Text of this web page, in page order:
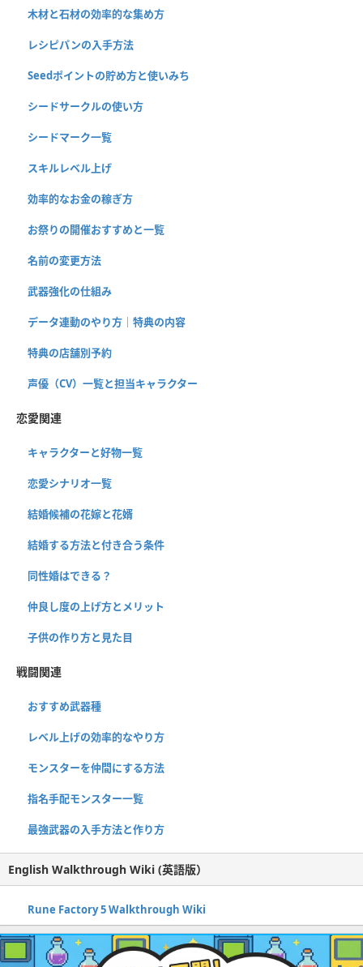
木材と石材の効率的な集め方
レシピパンの入手方法
Seedポイントの貯め方と使いみち
シードサークルの使い方
シードマーク一覧
スキルレベル上げ
効率的なお金の稼ぎ方
お祭りの開催おすすめと一覧
名前の変更方法
武器強化の仕組み
データ連動のやり方｜特典の内容
特典の店舗別予約
声優（CV）一覧と担当キャラクター
恋愛関連
キャラクターと好物一覧
恋愛シナリオ一覧
結婚候補の花嫁と花婿
結婚する方法と付き合う条件
同性婚はできる？
仲良し度の上げ方とメリット
子供の作り方と見た目
戦闘関連
おすすめ武器種
レベル上げの効率的なやり方
モンスターを仲間にする方法
指名手配モンスター一覧
最強武器の入手方法と作り方
English Walkthrough Wiki (英語版）
Rune Factory 5 Walkthrough Wiki